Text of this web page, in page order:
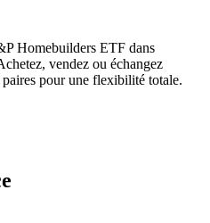
Homebuilders ETF dans
vendez ou échangez
pour une flexibilité totale.